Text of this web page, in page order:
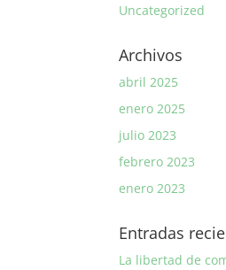
Uncategorized
Archivos
abril 2025
enero 2025
julio 2023
febrero 2023
enero 2023
Entradas
La libertad de